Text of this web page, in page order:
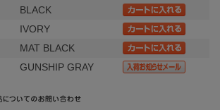
BLACK
IVORY
MAT BLACK
GUNSHIP GRAY